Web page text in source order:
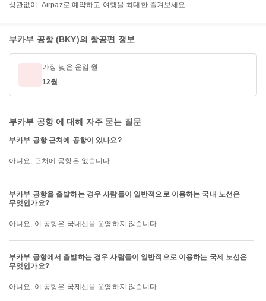
상관없이. Airpaz로 예약하고 여행을 최대한 즐겨보세요.
부카부 공항 (BKY)의 항공편 정보
가장 낮은 운임 월
12월
부카부 공항 에 대해 자주 묻는 질문
부카부 공항 근처에 공항이 있나요?
아니요, 근처에 공항은 없습니다.
부카부 공항을 출발하는 경우 사람들이 일반적으로 이용하는 국내 노선은
무엇인가요?
아니요, 이 공항은 국내선을 운영하지 않습니다.
부카부 공항에서 출발하는 경우 사람들이 일반적으로 이용하는 국제 노선은
무엇인가요?
아니요, 이 공항은 국제선을 운영하지 않습니다.